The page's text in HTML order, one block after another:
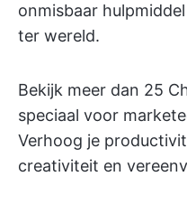
onmisbaar
ter wereld.
Bekijk meer dan 25
speciaal voor
Verhoog je
creativiteit en